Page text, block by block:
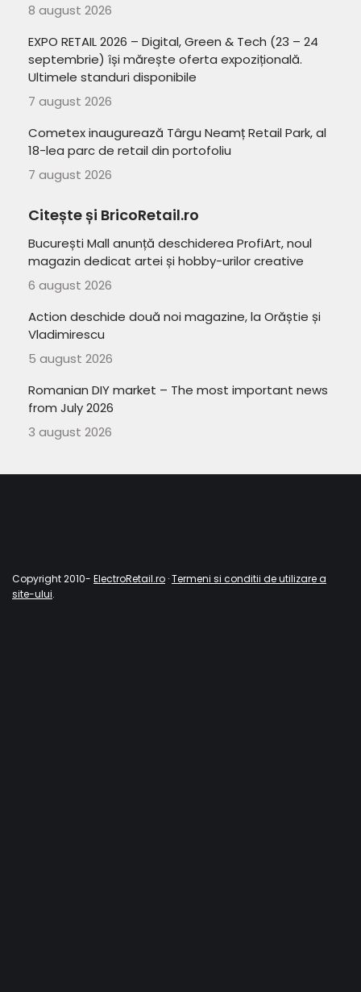
8 august 2026
EXPO RETAIL 2026 – Digital, Green & Tech (23 – 24
septembrie) își mărește oferta expozițională.
Ultimele standuri disponibile
7 august 2026
Cometex inaugurează Târgu Neamț Retail Park, al
18-lea parc de retail din portofoliu
7 august 2026
Citește și BricoRetail.ro
București Mall anunță deschiderea ProfiArt, noul
magazin dedicat artei și hobby-urilor creative
6 august 2026
Action deschide două noi magazine, la Orăștie și
Vladimirescu
5 august 2026
Romanian DIY market – The most important news
from July 2026
3 august 2026
Copyright 2010- ElectroRetail.ro ·Termeni si conditii de utilizare a
site-ului.